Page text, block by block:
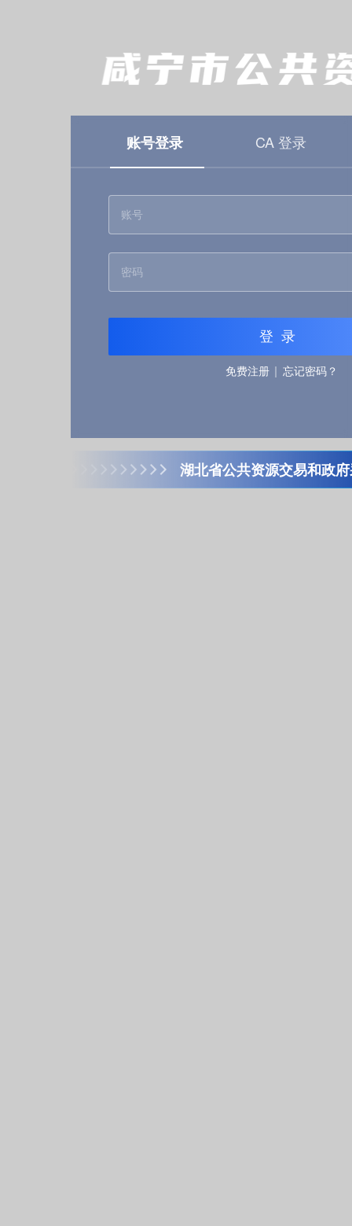
账号登录 CA 登录
登录
免费注册 忘记密码？
湖北省公共资源交易和政